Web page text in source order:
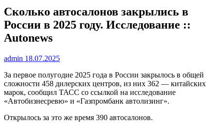
Сколько автосалонов закрылись в
России в 2025 году. Исследование ::
Autonews
admin 18.07.2025
За первое полугодие 2025 года в России закрылось в общей
сложности 458 дилерских центров, из них 362 — китайских
марок, сообщил ТАСС со ссылкой на исследование
«Автобизнесревю» и «Газпромбанк автолизинг».
Открылось за это же время 390 автосалонов.